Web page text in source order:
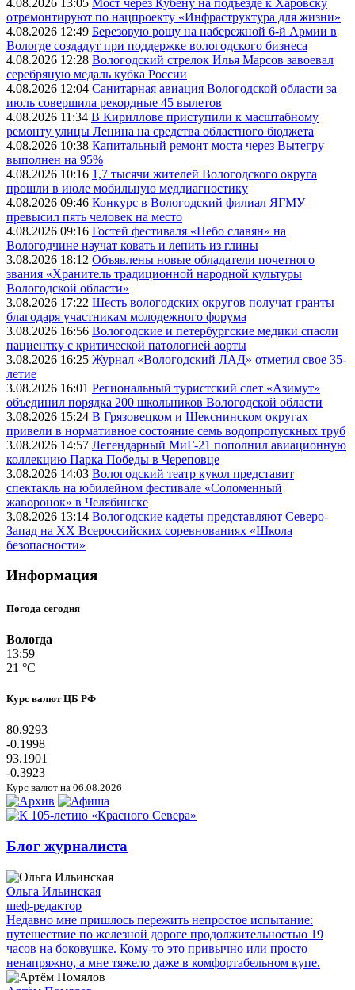
отремонтируют по нацпроекту «Инфраструктура для жизни»
4.08.2026 12:49 Березовую рощу на набережной 6-й Армии в
Вологде создадут при поддержке вологодского бизнеса
4.08.2026 12:28 Вологодский стрелок Илья Марсов завоевал
серебряную медаль кубка России
4.08.2026 12:04 Санитарная авиация Вологодской области за
июль совершила рекордные 45 вылетов
4.08.2026 11:34 В Кириллове приступили к масштабному
ремонту улицы Ленина на средства областного бюджета
4.08.2026 10:38 Капитальный ремонт моста через Вытегру
выполнен на 95%
4.08.2026 10:16 1,7 тысячи жителей Вологодского округа
прошли в июле мобильную меддиагностику
4.08.2026 09:46 Конкурс в Вологодский филиал ЯГМУ
превысил пять человек на место
4.08.2026 09:16 Гостей фестиваля «Небо славян» на
Вологодчине научат ковать и лепить из глины
3.08.2026 18:12 Объявлены новые обладатели почетного
звания «Хранитель традиционной народной культуры
Вологодской области»
3.08.2026 17:22 Шесть вологодских округов получат гранты
благодаря участникам молодежного форума
3.08.2026 16:56 Вологодские и петербургские медики спасли
пациентку с критической патологией аорты
3.08.2026 16:25 Журнал «Вологодский ЛАД» отметил свое 35-
летие
3.08.2026 16:01 Региональный туристский слет «Азимут»
объединил порядка 200 школьников Вологодской области
3.08.2026 15:24 В Грязовецком и Шекснинском округах
привели в нормативное состояние семь водопропускных труб
3.08.2026 14:57 Легендарный МиГ-21 пополнил авиационную
коллекцию Парка Победы в Череповце
3.08.2026 14:03 Вологодский театр кукол представит
спектакль на юбилейном фестивале «Соломенный
жаворонок» в Челябинске
3.08.2026 13:14 Вологодские кадеты представляют Северо-
Запад на XX Всероссийских соревнованиях «Школа
безопасности»
Информация
Погода сегодня
Вологда
13:59
21 °C
Курс валют ЦБ РФ
80.9293
-0.1998
93.1901
-0.3923
Курс валют на 06.08.2026
Блог журналиста
Ольга Ильинская
шеф-редактор
Недавно мне пришлось пережить непростое испытание:
путешествие по железной дороге продолжительностью 19
часов на боковушке. Кому-то это привычно или просто
ненапряжно, а мне тяжело даже в комфортабельном купе.